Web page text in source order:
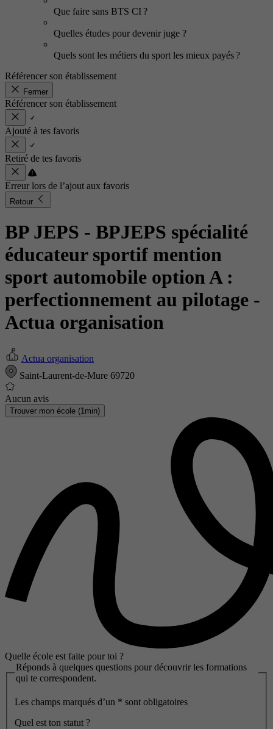
Que faire sans BTS CI ?
Quelles études pour devenir juge ?
Quels sont les métiers du sport les mieux payés ?
Référencer son établissement
Fermer
Référencer son établissement
Ajouté à tes favoris
Retiré de tes favoris
Erreur lors de l’ajout aux favoris
Retour
BP JEPS - BPJEPS spécialité
éducateur sportif mention
sport automobile option A :
perfectionnement au pilotage -
Actua organisation
Actua organisation
Saint-Laurent-de-Mure 69720
Aucun avis
Trouver mon école (1min)
Quelle école est faite pour toi ?
Réponds à quelques questions pour découvrir les formations
qui te correspondent.
Les champs marqués d’un * sont obligatoires
Quel est ton statut ?